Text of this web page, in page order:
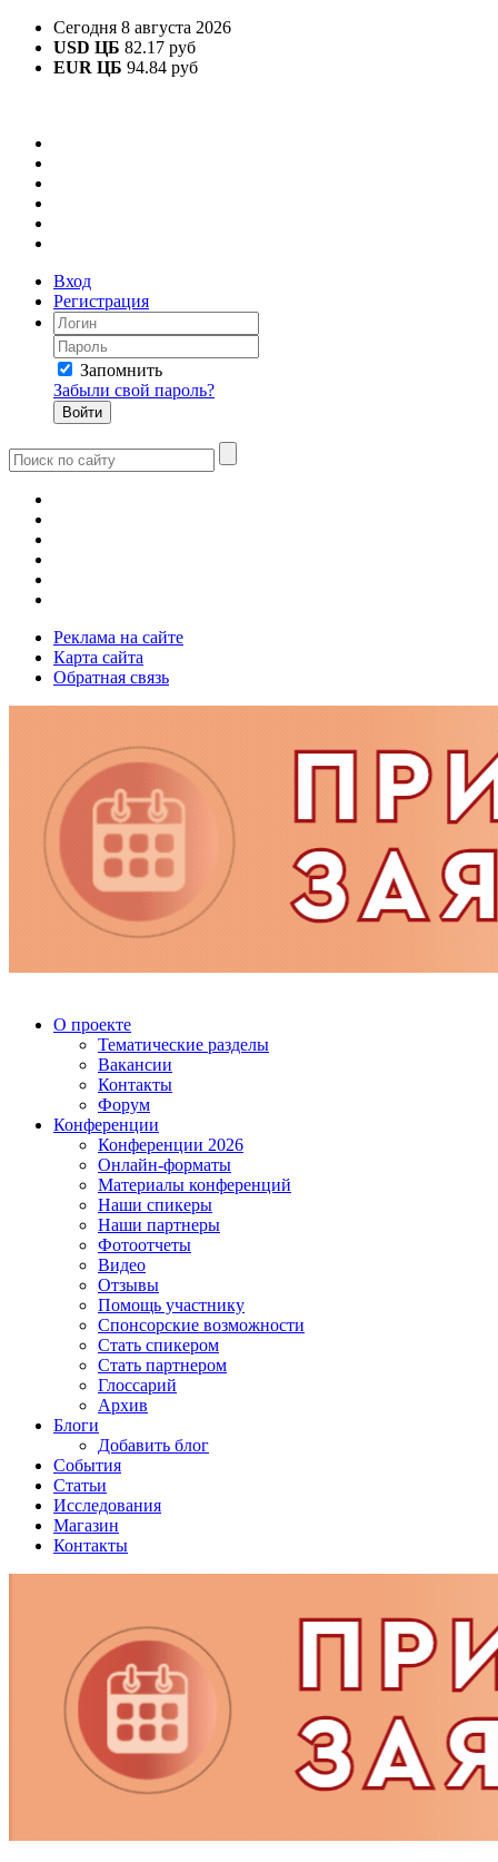
Сегодня 8 августа 2026
USD ЦБ 82.17 руб
EUR ЦБ 94.84 руб
Вход
Регистрация
Запомнить
Забыли свой пароль?
Реклама на сайте
Карта сайта
Обратная связь
О проекте
Тематические разделы
Вакансии
Контакты
Форум
Конференции
Конференции 2026
Онлайн-форматы
Материалы конференций
Наши спикеры
Наши партнеры
Фотоотчеты
Видео
Отзывы
Помощь участнику
Спонсорские возможности
Стать спикером
Стать партнером
Глоссарий
Архив
Блоги
Добавить блог
События
Статьи
Исследования
Магазин
Контакты